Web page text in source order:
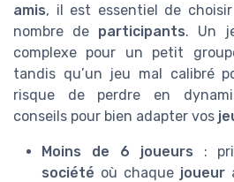
amis, il est essentiel de
nombre de participants. Un
complexe pour un petit
tandis qu’un jeu mal calibré
risque de perdre en
conseils pour bien adapter vos
Moins de 6 joueurs :
société où chaque joueur